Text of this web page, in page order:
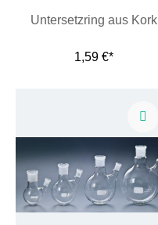
Untersetzring aus Kork
1,59 €*